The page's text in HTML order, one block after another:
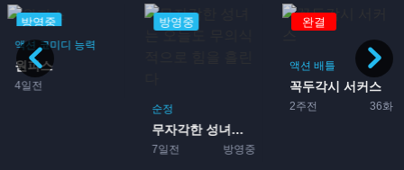
방영중
액션 코미디 능력
원피스
4일전
방영중
순정
무자각한 성녀는 오늘도 무의...
7일전 방영중
완결
액션 배틀
꼭두각시 서커스
2주전 36화